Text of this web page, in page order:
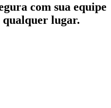
com sua equipe
qualquer lugar.